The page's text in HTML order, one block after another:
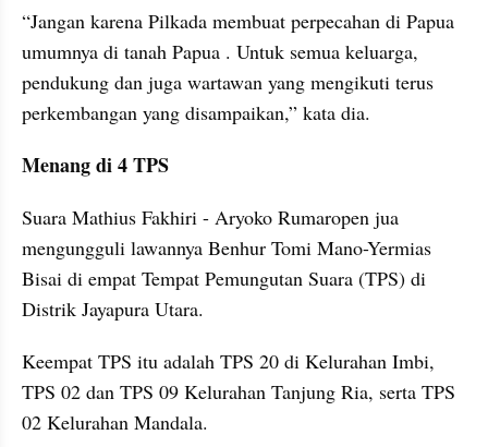
“Jangan karena Pilkada membuat perpecahan di Papua
umumnya di tanah Papua . Untuk semua keluarga,
pendukung dan juga wartawan yang mengikuti terus
perkembangan yang disampaikan,” kata dia.
Menang di 4 TPS
Suara Mathius Fakhiri - Aryoko Rumaropen jua
mengungguli lawannya Benhur Tomi Mano-Yermias
Bisai di empat Tempat Pemungutan Suara (TPS) di
Distrik Jayapura Utara.
Keempat TPS itu adalah TPS 20 di Kelurahan Imbi,
TPS 02 dan TPS 09 Kelurahan Tanjung Ria, serta TPS
02 Kelurahan Mandala.